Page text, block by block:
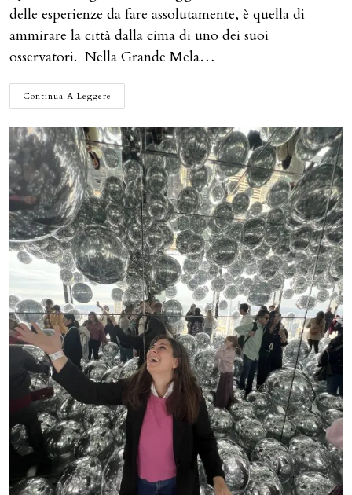
delle esperienze da fare assolutamente, è quella di
ammirare la città dalla cima di uno dei suoi
osservatori. Nella Grande Mela…
Continua A Leggere
OSSERVATORI
NEW
YORK:
QUALI
SONO
E
SU
QUALI
SALIRE